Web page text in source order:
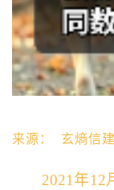
来源： 玄熵信
2021年12